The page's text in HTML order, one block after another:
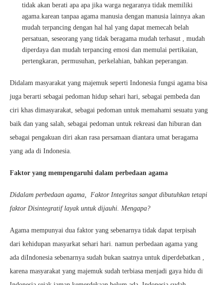
tidak akan berati apa apa jika warga negaranya tidak memiliki
agama.karean tanpaa agama manusia dengan manusia lainnya akan
mudah terpancing dengan hal hal yang dapat memecah belah
persatuan, seseorang yang tidak beragama mudah terhasut , mudah
diperdaya dan mudah terpancing emosi dan memulai pertikaian,
pertengkaran, permusuhan, perkelahian, bahkan peperangan.
Didalam masyarakat yang majemuk seperti Indonesia fungsi agama bisa
juga berarti sebagai pedoman hidup sehari hari, sebagai pembeda dan
ciri khas dimasyarakat, sebagai pedoman untuk memahami sesuatu yang
baik dan yang salah, sebagai pedoman untuk rekreasi dan hiburan dan
sebagai pengakuan diri akan rasa persamaan diantara umat beragama
yang ada di Indonesia.
Faktor yang mempengaruhi dalam perbedaan agama
Didalam perbedaan agama, Faktor Integritas sangat dibutuhkan tetapi
faktor Disintegratif layak untuk dijauhi. Mengapa?
Agama mempunyai dua faktor yang sebenarnya tidak dapat terpisah
dari kehidupan masyarkat sehari hari. namun perbedaan agama yang
ada diIndonesia sebenarnya sudah bukan saatnya untuk diperdebatkan ,
karena masyarakat yang majemuk sudah terbiasa menjadi gaya hidu di